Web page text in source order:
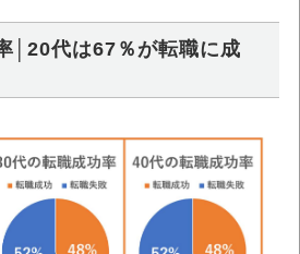
│20代は67％が転職に成